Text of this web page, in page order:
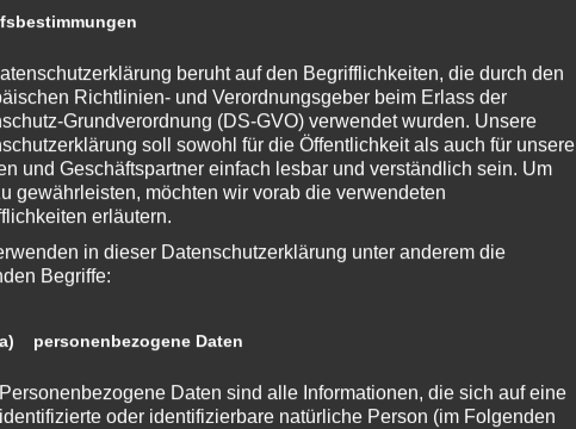
} erlaubt | MOVE – DAS
DER MIGRATION
geehrte Damen und Herren, Frauenreferentin Stadträtin Mag.a
laden im Namen von Bürgermeister Christian Scheider
und Diskussion herzlich ein! [ denken } erlaubt ]
am Puls der Zeit und darüber hinaus Weiterlesen…
beruht auf den Begrifflichkeiten, die durch den
Richtlinien- und Verordnungsgeber beim Erlass der
Grundverordnung (DS-GVO) verwendet wurden. Unsere
soll sowohl für die Öffentlichkeit als auch für unsere
und Geschäftspartner einfach lesbar und verständlich sein. Um
gewährleisten, möchten wir vorab die verwendeten
erläutern.
in dieser Datenschutzerklärung unter anderem die
Begriffe:
a) personenbezogene Daten
Personenbezogene Daten sind alle Informationen, die sich auf eine
identifizierte oder identifizierbare natürliche Person (im Folgenden